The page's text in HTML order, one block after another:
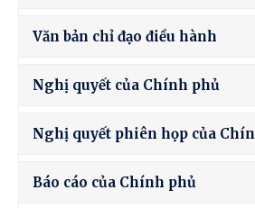
Văn bản chỉ đạo điều hành
Nghị quyết của Chính phủ
Nghị quyết phiên họp của
Báo cáo của Chính phủ